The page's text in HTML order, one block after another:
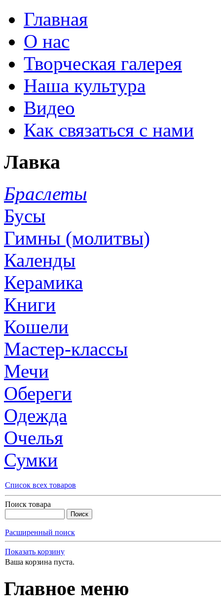
Главная
О нас
Творческая галерея
Наша культура
Видео
Как связаться с нами
Лавка
Браслеты
Бусы
Гимны (молитвы)
Календы
Керамика
Книги
Кошели
Мастер-классы
Мечи
Обереги
Одежда
Очелья
Сумки
Список всех товаров
Поиск товара
Расширенный поиск
Показать корзину
Ваша корзина пуста.
Главное меню